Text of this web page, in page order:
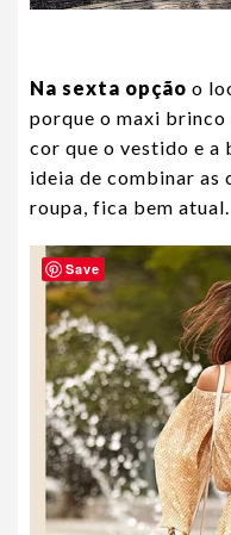
Na sexta opção o
porque o maxi brinco
cor que o vestido e a
ideia de combinar as
roupa, fica bem atual.
Save